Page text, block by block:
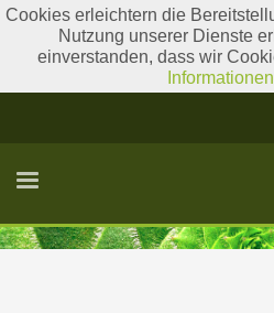
Cookies erleichtern die
Nutzung unserer Dienste
einverstanden, dass wir
Informationen